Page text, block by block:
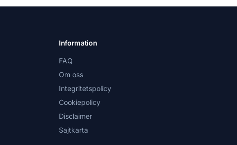
Information
FAQ
Om oss
Integritetspolicy
Cookiepolicy
Disclaimer
Sajtkarta